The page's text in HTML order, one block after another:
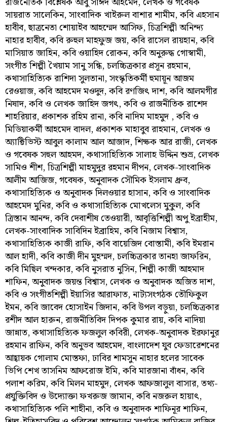
সায়রাত সালেকিন, সাংবাদিক খাইরুল বাশার শামীম, কবি এহসান
হাবীব, ছাত্রনেতা শোয়াইব আহম্মেদ আসিফ, চিত্রশিল্পী অনিন্দ্য
নাহার হাবীব, কবি রুহুল মাহফুজ জয়, কবি রাসেল রায়হান, কবি
মাসিয়াত জাহিন, কবি ওয়াহিদ রোকন, কবি অনুরুদ্ধ গোস্বামী,
সংগীত শিল্পী খৈয়াম সানু সন্ধি, চলচ্চিত্রকার প্রসূন রহমান,
কথাসাহিত্যিক রাশিদা সুলতানা, সংস্কৃতিকর্মী হুমায়ূন আজম
রেওয়াজ, কবি আহমেদ মওদুদ, কবি রণজিৎ দাশ, কবি আলমগীর
নিষাদ, কবি ও লেখক জাহিদ জগৎ, কবি ও রাজনীতিক রাশেদ
শাহরিয়ার, প্রকাশক রহিম রানা, কবি নাদিম মাহমুদ , কবি ও
মিডিয়াকর্মী আহমেদ বাদল, প্রকাশক মাহাবুব রাহমান, লেখক ও
অ্যাক্টিভিস্ট আবুল কালাম আল আজাদ, শিক্ষক আর রাজী, লেখক
ও গবেষক সহুল আহমদ, কথাসাহিত্যিক সালাহ উদ্দিন শুভ্র, লেখক
সামিও শীশ, চিত্রশিল্পী মাহমুদুর রহমান দীপন, লেখক-সাংবাদিক
আলীম আজিজ, গবেষক, অনুবাদক সৌমিক ইসলাম ধ্রুব,
কথাসাহিত্যিক ও অনুবাদক দিলওয়ার হাসান, কবি ও সাংবাদিক
আহমেদ মুনির, কবি ও কথাসাহিত্যিক মোখলেস মুকুল, কবি
ত্রিস্তান আনন্দ, কবি দেবাশীষ তেওয়ারী, আবৃত্তিশিল্পী অপু ইব্রাহীম,
লেখক-সাংবাদিক সাবিদিন ইব্রাহিম, কবি নিজাম বিশ্বাস,
কথাসাহিত্যিক কাজী রাফি, কবি বায়েজিদ বোস্তামী, কবি ইমরান
আল হাদী, কবি কাজী দীন মুহম্মদ, চলচ্চিত্রকার তানহা জাফরিন,
কবি মিছিল খন্দকার, কবি নুসরাত নুসিন, শিল্পী কাজী আহমাদ
শাফিন, অনুবাদক জয়ন্ত বিশ্বাস, লেখক ও অনুবাদক অজিত দাশ,
কবি ও সংগীতশিল্পী ইয়াসির আরাফাত, নাট্যসংগঠক তৌফিকুল
ইমন, কবি জাবেদ হোসাইন জিদান, কবি উপল বড়ুয়া, চলচ্চিত্রকার
রশীদ আল হারুন, রাজনীতিবিদ দিপক কুমার রায়, কবি নাদিয়া
জান্নাত, কথাসাহিত্যিক ফজলুল কবিরী, লেখক-অনুবাদক ইরফানুর
রহমান রাফিন, কবি অনুভব আহমেদ, বাংলাদেশ যুব ফেডারেশনের
আহ্বায়ক গোলাম মোস্তফা, ঢাবির শামসুন নাহার হলের সাবেক
ভিপি শেখ তাসনিম আফরোজ ইমি, কবি মারজানা বাঁধন, কবি
পলাশ করিম, কবি মিলন মাহমুদ, লেখক আফজালুল বাসার, তথ্য-
প্রযুক্তিবিদ ও উদ্যোক্তা ফখরুজ জামান, কবি নজরুল হায়াৎ,
কথাসাহিত্যিক পলি শাহীনা, কবি ও অনুবাদক শাফিনূর শাফিন,